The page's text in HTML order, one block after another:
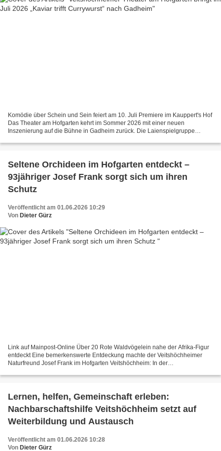
Komödie über Schein und Sein feiert am 10. Juli Premiere im Kauppert's Hof
Das Theater am Hofgarten kehrt im Sommer 2026 mit einer neuen
Inszenierung auf die Bühne in Gadheim zurück. Die Laienspielgruppe
Seltene Orchideen im Hofgarten entdeckt –
93jähriger Josef Frank sorgt sich um ihren
Schutz
Veröffentlicht am 01.06.2026 10:29
Von Dieter Gürz
Link auf Mainpost-Online Über 20 Rote Waldvögelein nahe der Afrika-Figur
entdeckt Eine bemerkenswerte Entdeckung machte der Veitshöchheimer
Naturfreund Josef Frank im Hofgarten Veitshöchheim: In der
Lernen, helfen, Gemeinschaft erleben:
Nachbarschaftshilfe Veitshöchheim setzt auf
Weiterbildung und Austausch
Veröffentlicht am 01.06.2026 10:28
Von Dieter Gürz